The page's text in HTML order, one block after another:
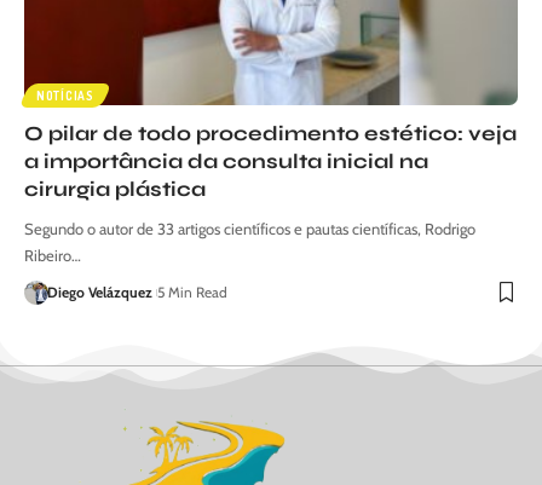
NOTÍCIAS
O pilar de todo procedimento estético: veja
a importância da consulta inicial na
cirurgia plástica
Segundo o autor de 33 artigos científicos e pautas científicas, Rodrigo
Ribeiro…
Diego Velázquez 5 Min Read